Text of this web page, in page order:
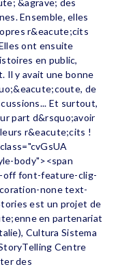
&agrave; des
Ensemble, elles
r&eacute;cits
ont ensuite
en public,
Il y avait une bonne
de
Et surtout,
part d&rsquo;avoir
r&eacute;cits !
body"><span
off font-feature-clig-
none text-
est un projet de
en partenariat
Cultura Sistema
Centre
des